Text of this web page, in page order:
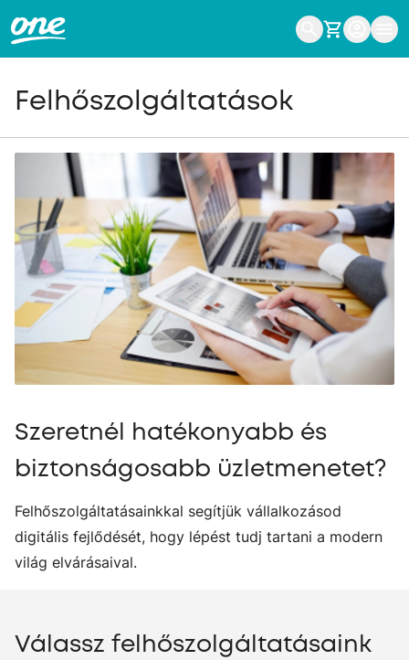
Felhőszolgáltatások
Szeretnél hatékonyabb és
biztonságosabb üzletmenetet?
Felhőszolgáltatásainkkal segítjük vállalkozásod
digitális fejlődését, hogy lépést tudj tartani a modern
világ elvárásaival.
Válassz felhőszolgáltatásaink